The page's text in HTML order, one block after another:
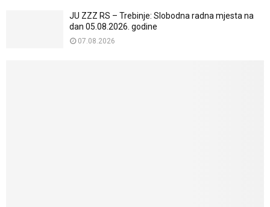
JU ZZZ RS – Trebinje: Slobodna radna mjesta na
dan 05.08.2026. godine
07.08.2026